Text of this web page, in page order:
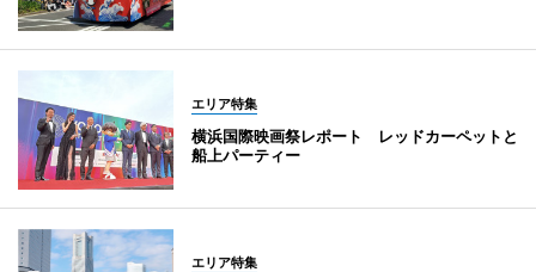
エリア特集
横浜国際映画祭レポート レッドカーペットと
船上パーティー
エリア特集